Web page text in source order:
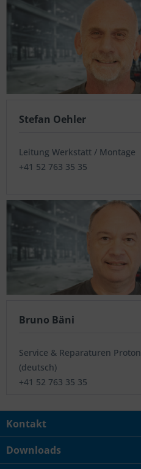
Stefan Oehler
Leitung Werkstatt / Montage
+41 52 763 35 35
Bruno Bäni
Service & Reparaturen Proton
(deutsch)
+41 52 763 35 35
Kontakt
Downloads